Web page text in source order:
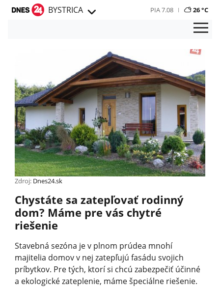
BYSTRICA PIA 7.08 26 °C
Zdroj: Dnes24.sk
Chystáte sa zatepľovať rodinný
dom? Máme pre vás chytré
riešenie
Stavebná sezóna je v plnom prúdea mnohí
majitelia domov v nej zatepľujú fasádu svojich
príbytkov. Pre tých, ktorí si chcú zabezpečiť účinné
a ekologické zateplenie, máme špeciálne riešenie.